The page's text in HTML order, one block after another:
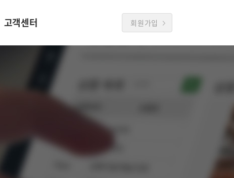
고객센터 회원가입